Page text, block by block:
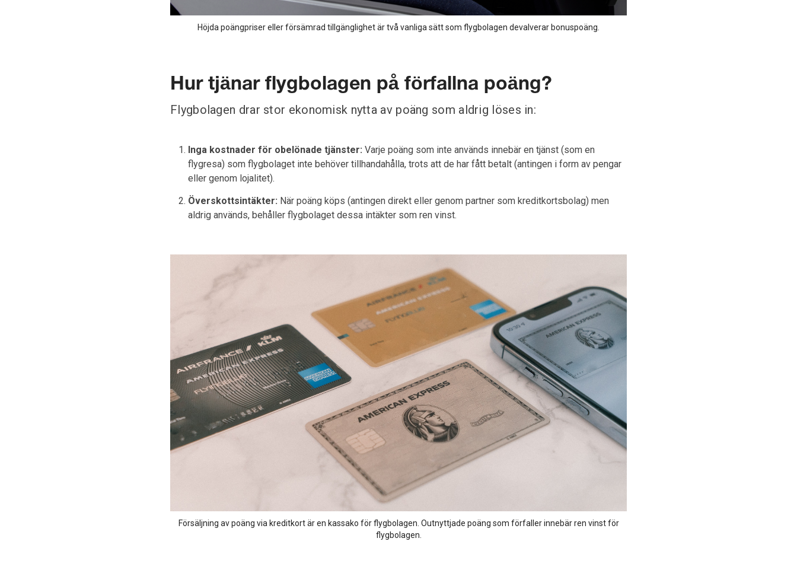
Höjda poängpriser eller försämrad tillgänglighet är två vanliga sätt som flygbolagen devalverar bonuspoäng.
Hur tjänar flygbolagen på förfallna poäng?
Flygbolagen drar stor ekonomisk nytta av poäng som aldrig löses in:
Inga kostnader för obelönade tjänster: Varje poäng som inte används innebär en tjänst (som en
flygresa) som flygbolaget inte behöver tillhandahålla, trots att de har fått betalt (antingen i form av pengar
eller genom lojalitet).
Överskottsintäkter: När poäng köps (antingen direkt eller genom partner som kreditkortsbolag) men
aldrig används, behåller flygbolaget dessa intäkter som ren vinst.
Försäljning av poäng via kreditkort är en kassako för flygbolagen. Outnyttjade poäng som förfaller innebär ren vinst för
flygbolagen.